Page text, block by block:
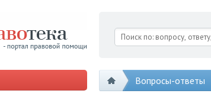
Вопросы-ответы